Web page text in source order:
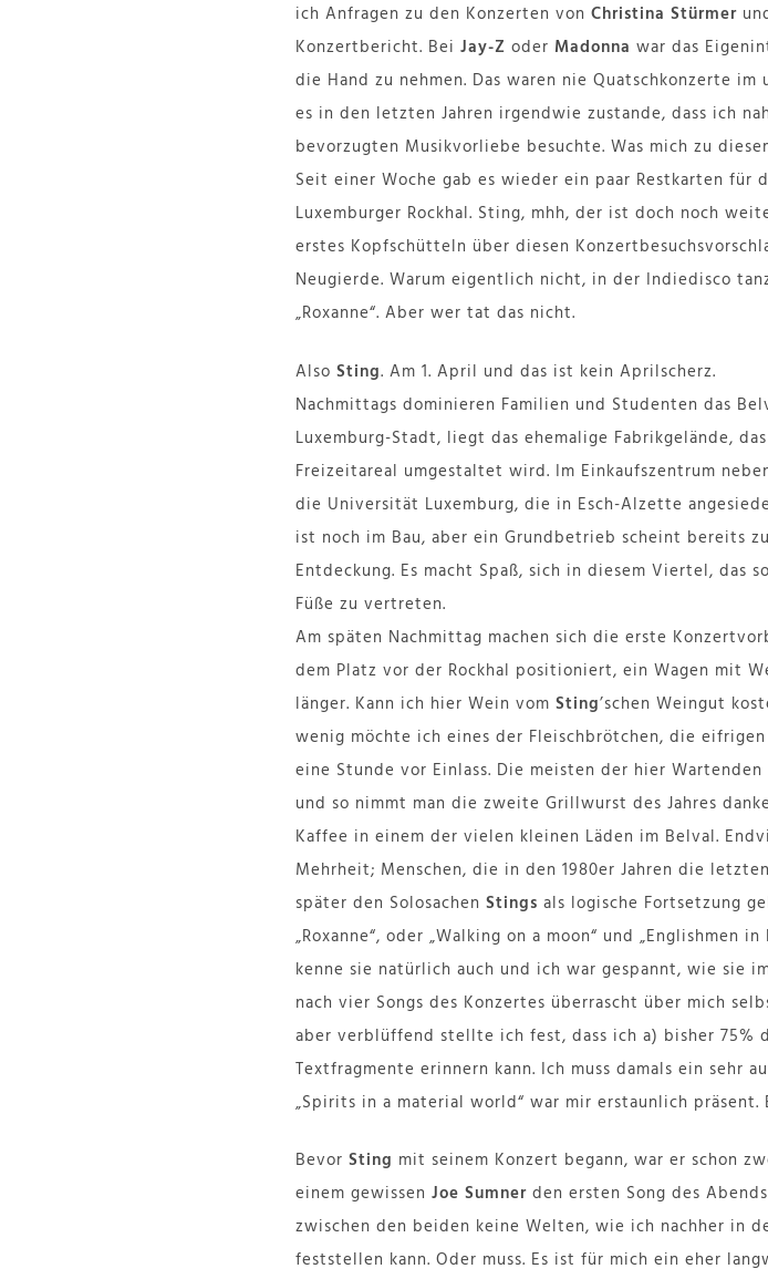
ich Anfragen zu den Konzerten von Christina Stürmer
Konzertbericht. Bei Jay-Z oder Madonna war das
die Hand zu nehmen. Das waren nie Quatschkonzerte
es in den letzten Jahren irgendwie zustande, dass ich
bevorzugten Musikvorliebe besuchte. Was mich zu
Seit einer Woche gab es wieder ein paar Restkarten für
Luxemburger Rockhal. Sting, mhh, der ist doch noch
erstes Kopfschütteln über diesen
Neugierde. Warum eigentlich nicht, in der Indiedisco
„Roxanne“. Aber wer tat das nicht.
Also Sting. Am 1. April und das ist kein Aprilscherz.
Nachmittags dominieren Familien und Studenten das
Luxemburg-Stadt, liegt das ehemalige Fabrikgelände,
Freizeitareal umgestaltet wird. Im Einkaufszentrum
die Universität Luxemburg, die in Esch-Alzette
ist noch im Bau, aber ein Grundbetrieb scheint bereits
Entdeckung. Es macht Spaß, sich in diesem Viertel,
Füße zu vertreten.
Am späten Nachmittag machen sich die erste
dem Platz vor der Rockhal positioniert, ein Wagen mit
länger. Kann ich hier Wein vom Sting’schen Weingut
wenig möchte ich eines der Fleischbrötchen, die
eine Stunde vor Einlass. Die meisten der hier
und so nimmt man die zweite Grillwurst des Jahres
Kaffee in einem der vielen kleinen Läden im Belval.
Mehrheit; Menschen, die in den 1980er Jahren die
später den Solosachen Stings als logische Fortsetzung
„Roxanne“, oder „Walking on a moon“ und
kenne sie natürlich auch und ich war gespannt, wie sie
nach vier Songs des Konzertes überrascht über mich
aber verblüffend stellte ich fest, dass ich a) bisher 75%
Textfragmente erinnern kann. Ich muss damals ein sehr
„Spirits in a material world“ war mir erstaunlich präsent.
Bevor Sting mit seinem Konzert begann, war er schon
einem gewissen Joe Sumner den ersten Song des
zwischen den beiden keine Welten, wie ich nachher in
feststellen kann. Oder muss. Es ist für mich ein eher